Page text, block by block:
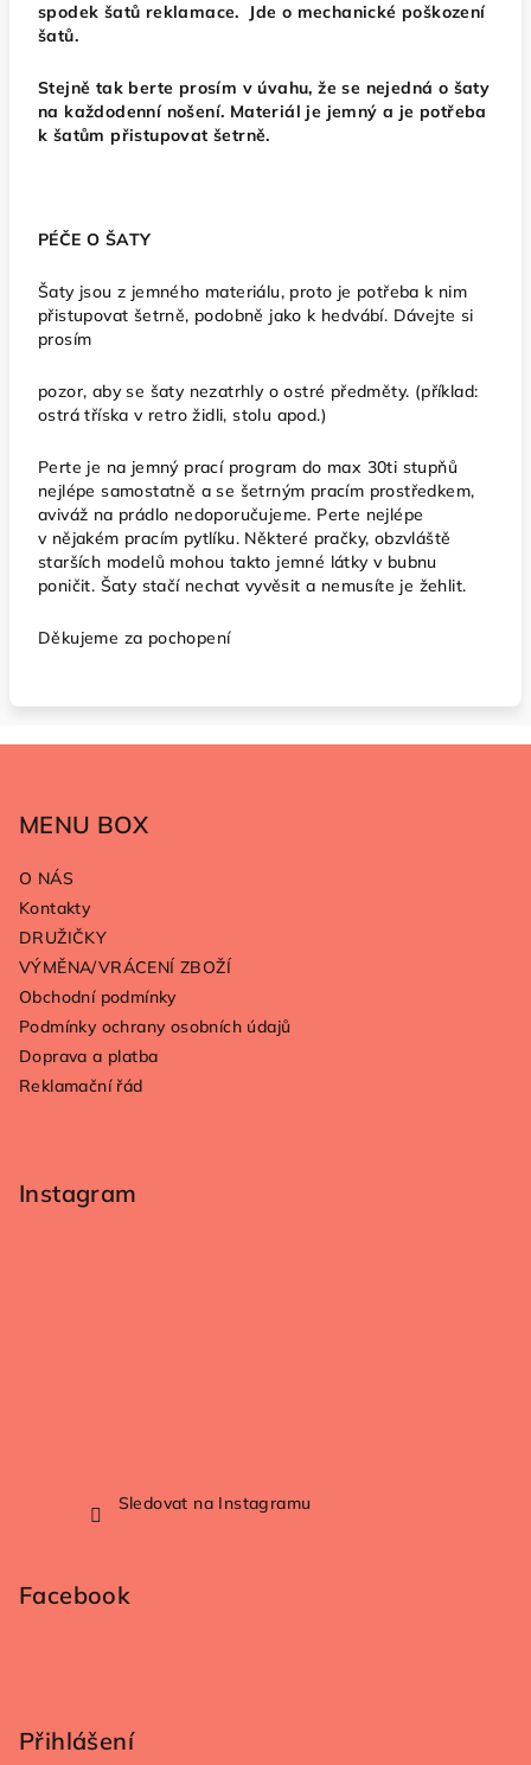
spodek šatů reklamace. Jde o mechanické poškození
šatů.
Stejně tak berte prosím v úvahu, že se nejedná o šaty
na každodenní nošení. Materiál je jemný a je potřeba
k šatům přistupovat šetrně.
PÉČE O ŠATY
Šaty jsou z jemného materiálu, proto je potřeba k nim
přistupovat šetrně, podobně jako k hedvábí. Dávejte si
prosím
pozor, aby se šaty nezatrhly o ostré předměty. (příklad:
ostrá tříska v retro židli, stolu apod.)
Perte je na jemný prací program do max 30ti stupňů
nejlépe samostatně a se šetrným pracím prostředkem,
aviváž na prádlo nedoporučujeme. Perte nejlépe
v nějakém pracím pytlíku. Některé pračky, obzvláště
starších modelů mohou takto jemné látky v bubnu
poničit. Šaty stačí nechat vyvěsit a nemusíte je žehlit.
Děkujeme za pochopení
MENU BOX
O NÁS
Kontakty
DRUŽIČKY
VÝMĚNA/VRÁCENÍ ZBOŽÍ
Obchodní podmínky
Podmínky ochrany osobních údajů
Doprava a platba
Reklamační řád
Instagram
Sledovat na Instagramu
Facebook
Přihlášení